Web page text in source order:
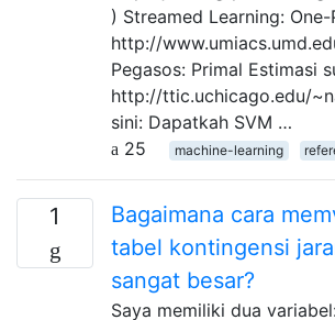
) Streamed Learning: One-
http://
Pegasos: Primal Estimasi
http://ttic.uchicago.edu/
sini: Dapatkah SVM …
25
machine-learning
1
Bagaimana cara
tabel kontingensi
sangat besar?
Saya memiliki dua